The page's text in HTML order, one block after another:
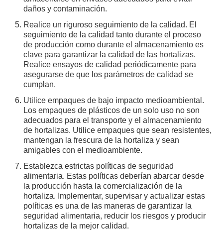
daños y contaminación.
Realice un riguroso seguimiento de la calidad. El
seguimiento de la calidad tanto durante el proceso
de producción como durante el almacenamiento es
clave para garantizar la calidad de las hortalizas.
Realice ensayos de calidad periódicamente para
asegurarse de que los parámetros de calidad se
cumplan.
Utilice empaques de bajo impacto medioambiental.
Los empaques de plásticos de un solo uso no son
adecuados para el transporte y el almacenamiento
de hortalizas. Utilice empaques que sean resistentes,
mantengan la frescura de la hortaliza y sean
amigables con el medioambiente.
Establezca estrictas políticas de seguridad
alimentaria. Estas políticas deberían abarcar desde
la producción hasta la comercialización de la
hortaliza. Implementar, supervisar y actualizar estas
políticas es una de las maneras de garantizar la
seguridad alimentaria, reducir los riesgos y producir
hortalizas de la mejor calidad.